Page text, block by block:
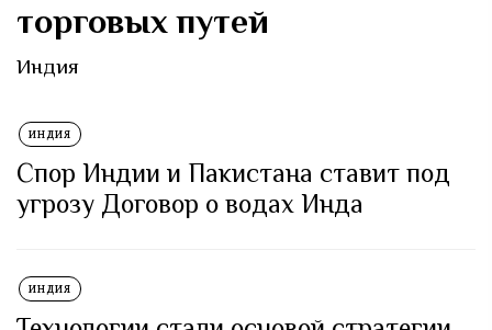
торговых путей
Индия
ИНДИЯ
Спор Индии и Пакистана ставит под
угрозу Договор о водах Инда
ИНДИЯ